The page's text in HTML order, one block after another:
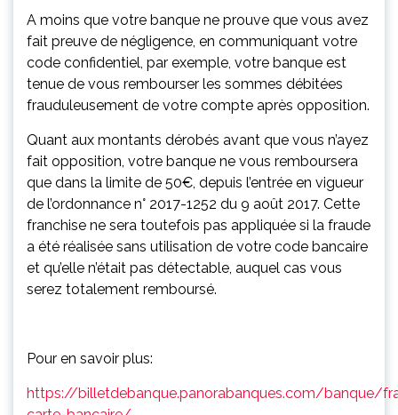
A moins que votre banque ne prouve que vous avez
fait preuve de négligence, en communiquant votre
code confidentiel, par exemple, votre banque est
tenue de vous rembourser les sommes débitées
frauduleusement de votre compte après opposition.
Quant aux montants dérobés avant que vous n’ayez
fait opposition, votre banque ne vous remboursera
que dans la limite de 50€, depuis l’entrée en vigueur
de l’ordonnance n° 2017-1252 du 9 août 2017. Cette
franchise ne sera toutefois pas appliquée si la fraude
a été réalisée sans utilisation de votre code bancaire
et qu’elle n’était pas détectable, auquel cas vous
serez totalement remboursé.
Pour en savoir plus:
https://billetdebanque.panorabanques.com/banque/